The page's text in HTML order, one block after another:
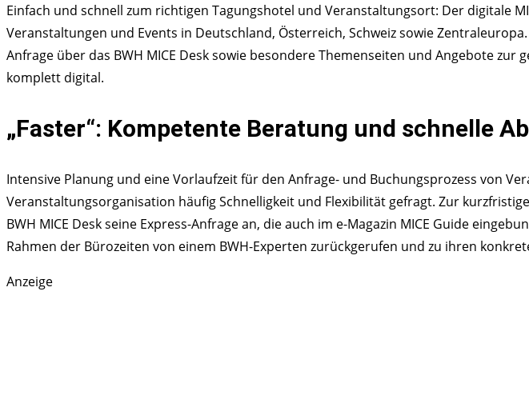
Einfach und schnell zum richtigen Tagungshotel und Veranstaltungsort: Der digitale
Veranstaltungen und Events in Deutschland, Österreich, Schweiz sowie
Anfrage über das BWH MICE Desk sowie besondere Themenseiten und Angebote
komplett digital.
„Faster“: Kompetente Beratung und schnelle
Intensive Planung und eine Vorlaufzeit für den Anfrage- und Buchungsprozess von
Veranstaltungsorganisation häufig Schnelligkeit und Flexibilität gefragt. Zur
BWH MICE Desk seine Express-Anfrage an, die auch im e-Magazin MICE Guide
Rahmen der Bürozeiten von einem BWH-Experten zurückgerufen und zu ihren
Anzeige